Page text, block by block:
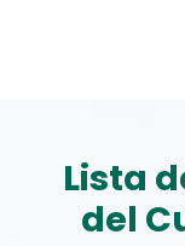
Lista
del